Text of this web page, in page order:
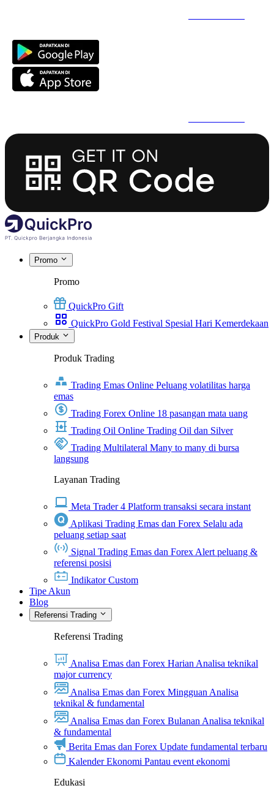
Promo
Promo
QuickPro Gift
QuickPro Gold Festival Spesial Hari Kemerdekaan
Produk
Produk Trading
Trading Emas Online Peluang volatilitas harga
emas
Trading Forex Online 18 pasangan mata uang
Trading Oil Online Trading Oil dan Silver
Trading Multilateral Many to many di bursa
langsung
Layanan Trading
Meta Trader 4 Platform transaksi secara instant
Aplikasi Trading Emas dan Forex Selalu ada
peluang setiap saat
Signal Trading Emas dan Forex Alert peluang &
referensi posisi
Indikator Custom
Tipe Akun
Blog
Referensi Trading
Referensi Trading
Analisa Emas dan Forex Harian Analisa teknikal
major currency
Analisa Emas dan Forex Mingguan Analisa
teknikal & fundamental
Analisa Emas dan Forex Bulanan Analisa teknikal
& fundamental
Berita Emas dan Forex Update fundamental terbaru
Kalender Ekonomi Pantau event ekonomi
Edukasi